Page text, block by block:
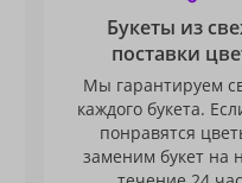
Букеты из
поставки
Мы гарантируем
каждого букета.
понравятся
заменим букет на